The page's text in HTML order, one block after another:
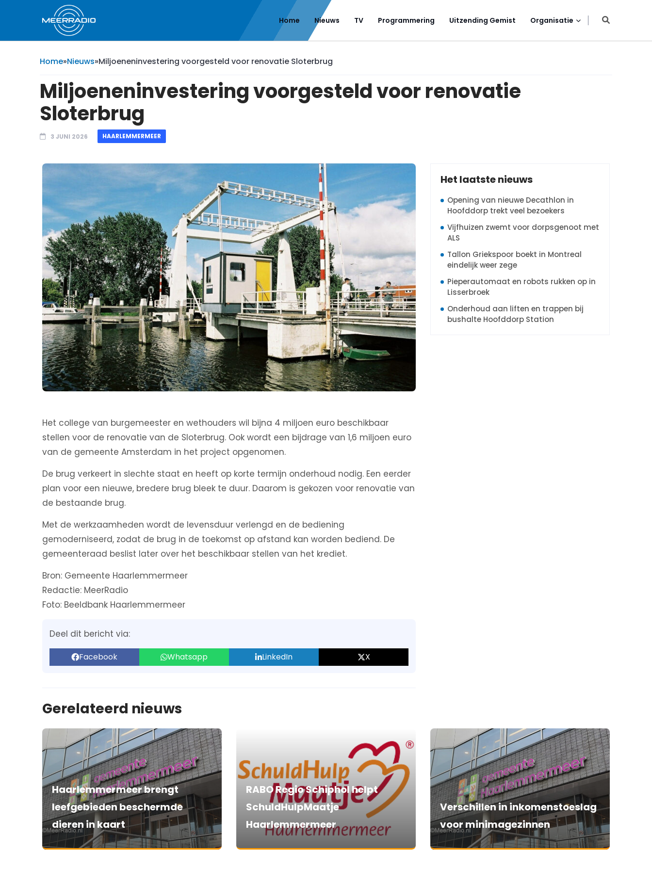
Home Nieuws TV Programmering Uitzending Gemist Organisatie
Home»Nieuws»Miljoeneninvestering voorgesteld voor renovatie Sloterbrug
Miljoeneninvestering voorgesteld voor renovatie
Sloterbrug
3 JUNI 2026 HAARLEMMERMEER
Het college van burgemeester en wethouders wil bijna 4 miljoen euro beschikbaar
stellen voor de renovatie van de Sloterbrug. Ook wordt een bijdrage van 1,6 miljoen euro
van de gemeente Amsterdam in het project opgenomen.
De brug verkeert in slechte staat en heeft op korte termijn onderhoud nodig. Een eerder
plan voor een nieuwe, bredere brug bleek te duur. Daarom is gekozen voor renovatie van
de bestaande brug.
Met de werkzaamheden wordt de levensduur verlengd en de bediening
gemoderniseerd, zodat de brug in de toekomst op afstand kan worden bediend. De
gemeenteraad beslist later over het beschikbaar stellen van het krediet.
Bron: Gemeente Haarlemmermeer
Redactie: MeerRadio
Foto: Beeldbank Haarlemmermeer
Deel dit bericht via:
Facebook Whatsapp LinkedIn X
Het laatste nieuws
Opening van nieuwe Decathlon in
Hoofddorp trekt veel bezoekers
Vijfhuizen zwemt voor dorpsgenoot met
ALS
Tallon Griekspoor boekt in Montreal
eindelijk weer zege
Pieperautomaat en robots rukken op in
Lisserbroek
Onderhoud aan liften en trappen bij
bushalte Hoofddorp Station
Gerelateerd nieuws
Haarlemmermeer brengt
leefgebieden beschermde
dieren in kaart
RABO Regio Schiphol helpt
SchuldHulpMaatje
Haarlemmermeer
Verschillen in inkomenstoeslag
voor minimagezinnen